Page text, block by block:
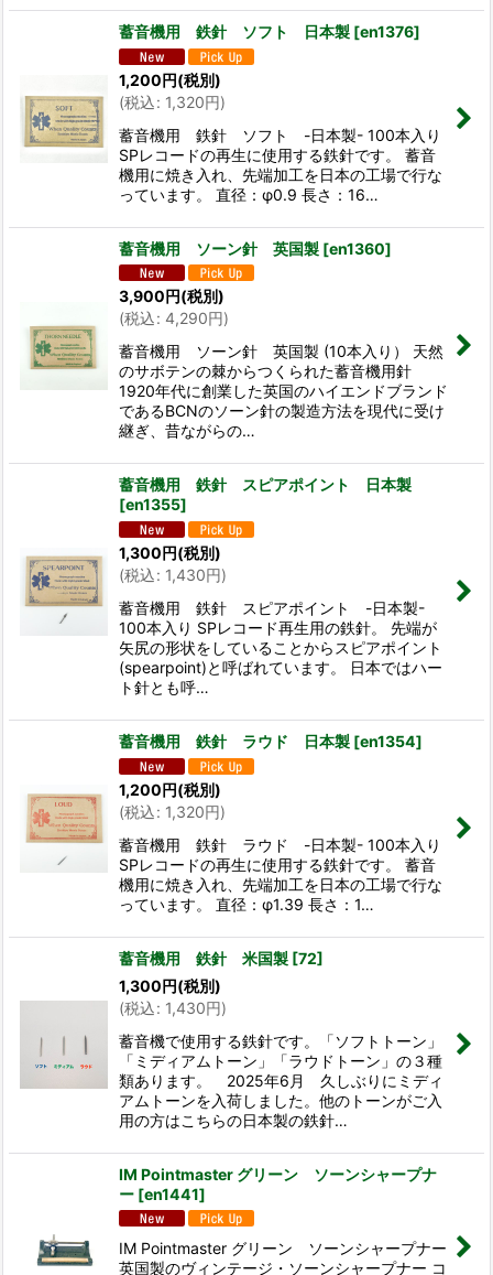
蓄音機用 鉄針 ソフト 日本製 [en1376]
1,200円(税別)
(税込: 1,320円)
蓄音機用 鉄針 ソフト -日本製- 100本入り
SPレコードの再生に使用する鉄針です。 蓄音
機用に焼き入れ、先端加工を日本の工場で行な
っています。 直径：φ0.9 長さ：16…
蓄音機用 ソーン針 英国製 [en1360]
3,900円(税別)
(税込: 4,290円)
蓄音機用 ソーン針 英国製 (10本入り） 天然
のサボテンの棘からつくられた蓄音機用針
1920年代に創業した英国のハイエンドブランド
であるBCNのソーン針の製造方法を現代に受け
継ぎ、昔ながらの…
蓄音機用 鉄針 スピアポイント 日本製
[en1355]
1,300円(税別)
(税込: 1,430円)
蓄音機用 鉄針 スピアポイント -日本製-
100本入り SPレコード再生用の鉄針。 先端が
矢尻の形状をしていることからスピアポイント
(spearpoint)と呼ばれています。 日本ではハー
ト針とも呼…
蓄音機用 鉄針 ラウド 日本製 [en1354]
1,200円(税別)
(税込: 1,320円)
蓄音機用 鉄針 ラウド -日本製- 100本入り
SPレコードの再生に使用する鉄針です。 蓄音
機用に焼き入れ、先端加工を日本の工場で行な
っています。 直径：φ1.39 長さ：1…
蓄音機用 鉄針 米国製 [72]
1,300円(税別)
(税込: 1,430円)
蓄音機で使用する鉄針です。「ソフトトーン」
「ミディアムトーン」「ラウドトーン」の３種
類あります。 2025年6月 久しぶりにミディ
アムトーンを入荷しました。他のトーンがご入
用の方はこちらの日本製の鉄針…
IM Pointmaster グリーン ソーンシャープナ
ー [en1441]
IM Pointmaster グリーン ソーンシャープナー
英国製のヴィンテージ・ソーンシャープナー コ